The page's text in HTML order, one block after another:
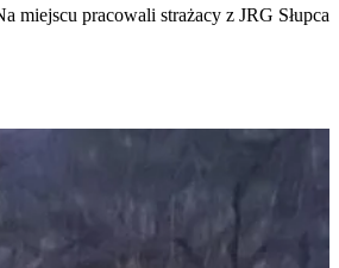
miejscu pracowali strażacy z JRG Słupca